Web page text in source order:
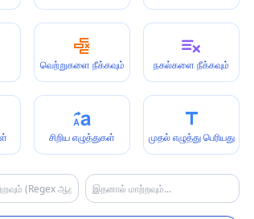
வெற்றுகளை நீக்கவும் நகல்களை நீக்கவும்
சிறிய எழுத்துகள் முதல் எழுத்து பெரியது